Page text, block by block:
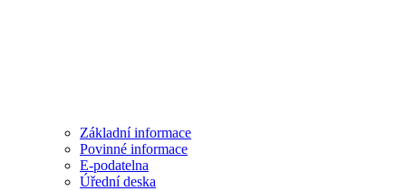
Základní informace
Povinné informace
E-podatelna
Úřední deska